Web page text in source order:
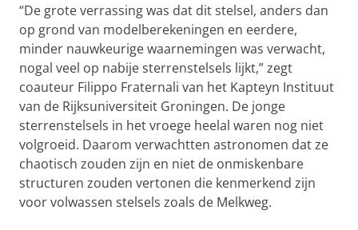
“De grote verrassing was dat dit stelsel, anders dan
op grond van modelberekeningen en eerdere,
minder nauwkeurige waarnemingen was verwacht,
nogal veel op nabije sterrenstelsels lijkt,” zegt
coauteur Filippo Fraternali van het Kapteyn Instituut
van de Rijksuniversiteit Groningen. De jonge
sterrenstelsels in het vroege heelal waren nog niet
volgroeid. Daarom verwachtten astronomen dat ze
chaotisch zouden zijn en niet de onmiskenbare
structuren zouden vertonen die kenmerkend zijn
voor volwassen stelsels zoals de Melkweg.